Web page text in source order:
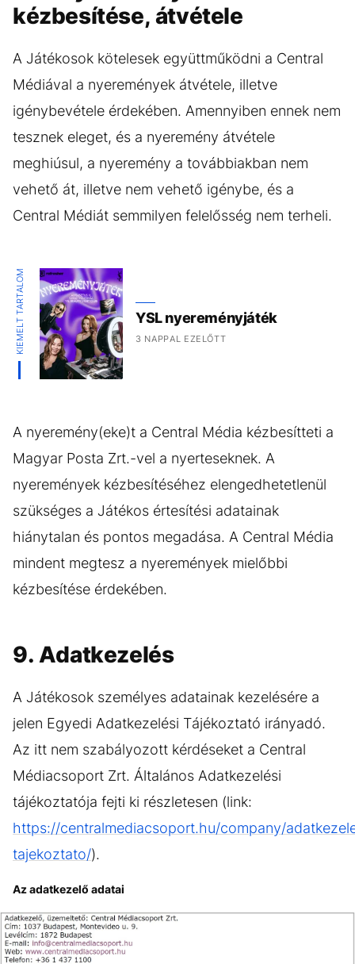
kézbesítése, átvétele
A Játékosok kötelesek együttműködni a Central
Médiával a nyeremények átvétele, illetve
igénybevétele érdekében. Amennyiben ennek nem
tesznek eleget, és a nyeremény átvétele
meghiúsul, a nyeremény a továbbiakban nem
vehető át, illetve nem vehető igénybe, és a
Central Médiát semmilyen felelősség nem terheli.
KIEMELT TARTALOM YSL nyereményjáték
3 NAPPAL EZELŐTT
A nyeremény(eke)t a Central Média kézbesítteti a
Magyar Posta Zrt.-vel a nyerteseknek. A
nyeremények kézbesítéséhez elengedhetetlenül
szükséges a Játékos értesítési adatainak
hiánytalan és pontos megadása. A Central Média
mindent megtesz a nyeremények mielőbbi
kézbesítése érdekében.
9. Adatkezelés
A Játékosok személyes adatainak kezelésére a
jelen Egyedi Adatkezelési Tájékoztató irányadó.
Az itt nem szabályozott kérdéseket a Central
Médiacsoport Zrt. Általános Adatkezelési
tájékoztatója fejti ki részletesen (link:
https://centralmediacsoport.hu/company/
tajekoztato/).
Az adatkezelő adatai